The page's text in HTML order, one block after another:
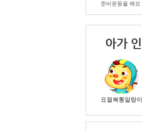
준비운동을 해요
요절복통알랑이